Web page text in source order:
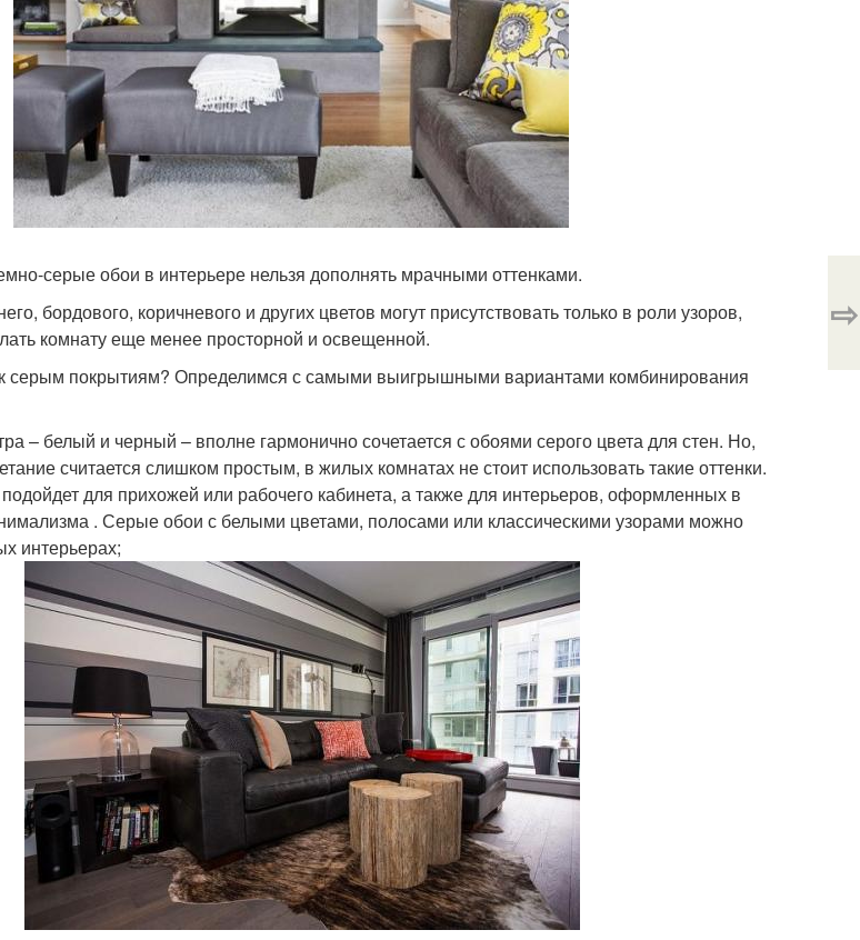
серые обои в интерьере нельзя дополнять мрачными оттенками.
бордового, коричневого и других цветов могут присутствовать только в роли узоров,
комнату еще менее просторной и освещенной.
к серым покрытиям? Определимся с самыми выигрышными вариантами комбинирования
– белый и черный – вполне гармонично сочетается с обоями серого цвета для стен. Но,
считается слишком простым, в жилых комнатах не стоит использовать такие оттенки.
для прихожей или рабочего кабинета, а также для интерьеров, оформленных в
. Серые обои с белыми цветами, полосами или классическими узорами можно
интерьерах;
⇨